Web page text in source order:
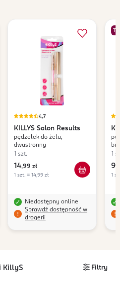
4,7
KILLYS Salon Results
pędzelek do żelu,
dwustronny
1 szt.
14,99 zł
1 szt. = 14,99 zł
Niedostępny online
Sprawdź dostępność w
drogerii
1
9
1
KillyS Filtry